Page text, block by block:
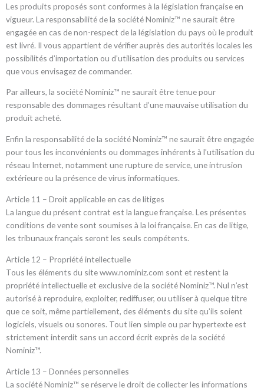
Les produits proposés sont conformes à la législation française en
vigueur. La responsabilité de la société Nominiz™ ne saurait être
engagée en cas de non-respect de la législation du pays où le produit
est livré. Il vous appartient de vérifier auprès des autorités locales les
possibilités d’importation ou d’utilisation des produits ou services
que vous envisagez de commander.
Par ailleurs, la société Nominiz™ ne saurait être tenue pour
responsable des dommages résultant d’une mauvaise utilisation du
produit acheté.
Enfin la responsabilité de la société Nominiz™ ne saurait être engagée
pour tous les inconvénients ou dommages inhérents à l’utilisation du
réseau Internet, notamment une rupture de service, une intrusion
extérieure ou la présence de virus informatiques.
Article 11 – Droit applicable en cas de litiges
La langue du présent contrat est la langue française. Les présentes
conditions de vente sont soumises à la loi française. En cas de litige,
les tribunaux français seront les seuls compétents.
Article 12 – Propriété intellectuelle
Tous les éléments du site www.nominiz.com sont et restent la
propriété intellectuelle et exclusive de la société Nominiz™. Nul n’est
autorisé à reproduire, exploiter, rediffuser, ou utiliser à quelque titre
que ce soit, même partiellement, des éléments du site qu’ils soient
logiciels, visuels ou sonores. Tout lien simple ou par hypertexte est
strictement interdit sans un accord écrit exprès de la société
Nominiz™.
Article 13 – Données personnelles
La société Nominiz™ se réserve le droit de collecter les informations